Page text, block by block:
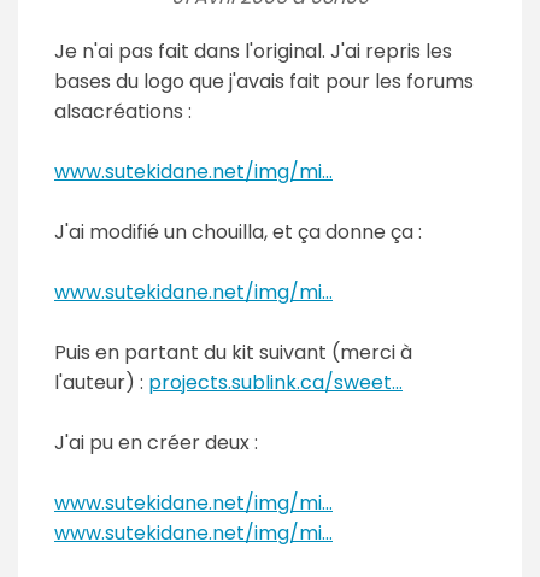
Je n'ai pas fait dans l'original. J'ai repris les
bases du logo que j'avais fait pour les forums
alsacréations :
www.sutekidane.net/img/mi...
J'ai modifié un chouilla, et ça donne ça :
www.sutekidane.net/img/mi...
Puis en partant du kit suivant (merci à
l'auteur) : projects.sublink.ca/sweet...
J'ai pu en créer deux :
www.sutekidane.net/img/mi...
www.sutekidane.net/img/mi...